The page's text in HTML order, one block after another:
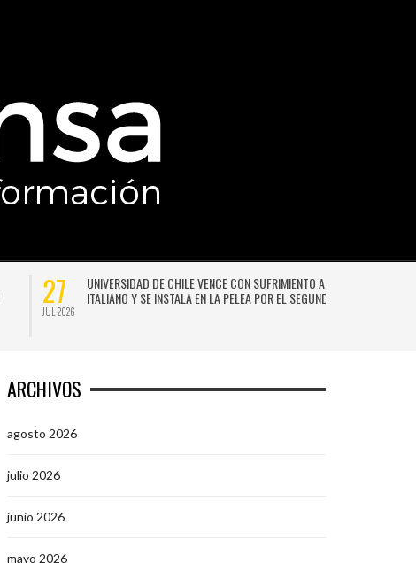
27
JUL 2026
UNIVERSIDAD DE CHILE VENCE CON SUFRIMIENTO A AUDAX
ITALIANO Y SE INSTALA EN LA PELEA POR EL SEGUNDO LUGAR
ARCHIVOS
agosto 2026
julio 2026
junio 2026
mayo 2026